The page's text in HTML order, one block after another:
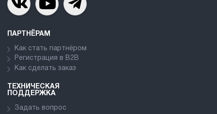
ПАРТНЁРАМ
Как стать партнёром
Регистрация в В2В
Как сделать заказ
ТЕХНИЧЕСКАЯ
ПОДДЕРЖКА
Задать вопрос